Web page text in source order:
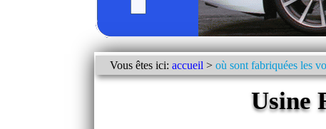
Vous êtes ici: accueil > où sont fabriquées les
Usine